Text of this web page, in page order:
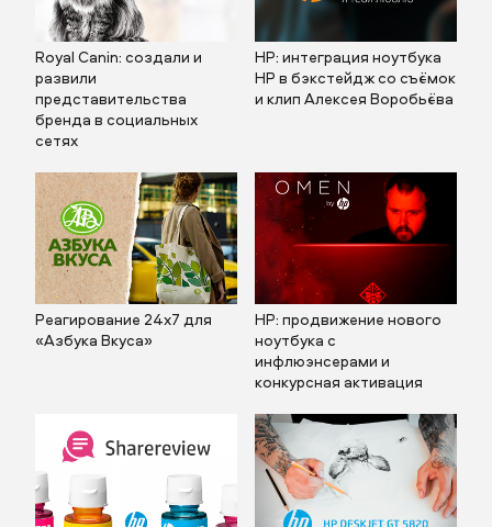
Royal Canin: создали и
развили
представительства
бренда в социальных
сетях
HP: интеграция ноутбука
HP в бэкстейдж со съёмок
и клип Алексея Воробьёва
Реагирование 24х7 для
«Азбука Вкуса»
HP: продвижение нового
ноутбука с
инфлюэнсерами и
конкурсная активация